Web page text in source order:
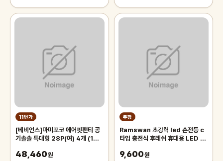
11번가
[베비언스]마미포코 에어핏팬티 공
기솔솔 특대형 28P(여) 4개 (1
48,460원
쿠팡
Ramswan 초강력 led 손전등 c
타입 충전식 후레쉬 휴대용 LED 줌
9,600원